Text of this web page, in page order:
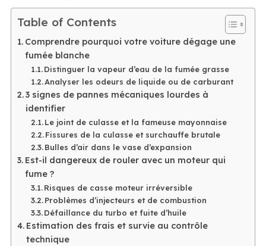
Table of Contents
Comprendre pourquoi votre voiture dégage une
fumée blanche
Distinguer la vapeur d’eau de la fumée grasse
Analyser les odeurs de liquide ou de carburant
3 signes de pannes mécaniques lourdes à
identifier
Le joint de culasse et la fameuse mayonnaise
Fissures de la culasse et surchauffe brutale
Bulles d’air dans le vase d’expansion
Est-il dangereux de rouler avec un moteur qui
fume ?
Risques de casse moteur irréversible
Problèmes d’injecteurs et de combustion
Défaillance du turbo et fuite d’huile
Estimation des frais et survie au contrôle
technique